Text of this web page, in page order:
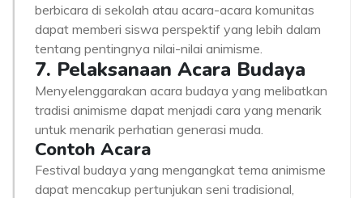
berbicara di sekolah atau acara-acara komunitas
dapat memberi siswa perspektif yang lebih dalam
tentang pentingnya nilai-nilai animisme.
7. Pelaksanaan Acara Budaya
Menyelenggarakan acara budaya yang melibatkan
tradisi animisme dapat menjadi cara yang menarik
untuk menarik perhatian generasi muda.
Contoh Acara
Festival budaya yang mengangkat tema animisme
dapat mencakup pertunjukan seni tradisional,